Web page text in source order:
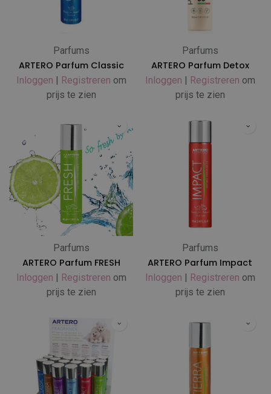
Parfums
ARTERO Parfum Classic
Inloggen | Registreren om
prijs te zien
Parfums
ARTERO Parfum Detox
Inloggen | Registreren om
prijs te zien
Parfums
ARTERO Parfum FRESH
Inloggen | Registreren om
prijs te zien
Parfums
ARTERO Parfum Impact
Inloggen | Registreren om
prijs te zien